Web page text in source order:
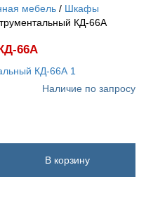
мебель
Шкафы
КД-66А
66А
Наличие по запросу
В корзину